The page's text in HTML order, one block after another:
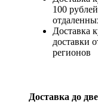
100
Доставка
доставки
регионов
Доставка до